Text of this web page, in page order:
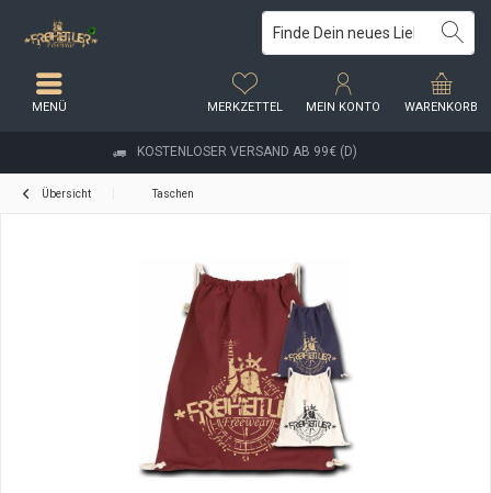
KOSTENLOSER VERSAND AB 99€ (D)
WARENKORB
MERKZETTEL MEIN KONTO
MENÜ
Übersicht Taschen